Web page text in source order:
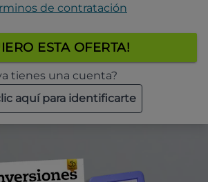
de contratación
ESTA OFERTA!
tienes una cuenta?
aquí para identificarte